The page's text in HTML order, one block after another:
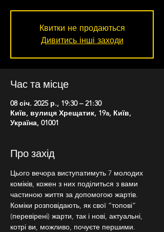
Квитки не продаються
Дивитись інші заходи
Час та місце
08 січ. 2025 р., 19:30 – 21:30
Київ, вулиця Хрещатик, 19a, Київ,
Україна, 01001
Про захід
Цього вечора виступатимуть 7 молодих
коміків, кожен з них поділиться з вами
частиною життя за допомогою жартів.
Коміки розповідають, як свої “топові”
(перевірені) жарти, так і нові, актуальні,
котрі ви, можливо, почуєте першими.